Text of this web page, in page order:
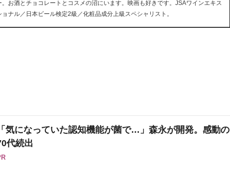
お酒とチョコレートとコスメの沼にいます。映画も好きです。JSAワインエキス
ナル／日本ビール検定2級／化粧品成分上級スペシャリスト。
「気になっていた認知機能が菌で…」森永が開発。感動の
代続出